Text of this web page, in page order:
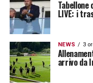
LIVE: i
NEWS 3
arrivo da